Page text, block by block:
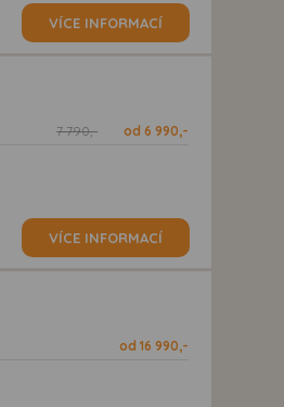
VÍCE INFORMACÍ
7 790,- od 6 990,-
VÍCE INFORMACÍ
od 16 990,-